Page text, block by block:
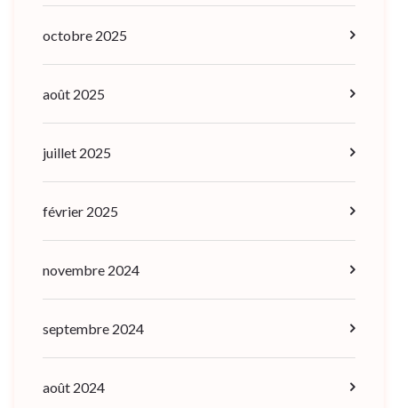
octobre 2025
août 2025
juillet 2025
février 2025
novembre 2024
septembre 2024
août 2024